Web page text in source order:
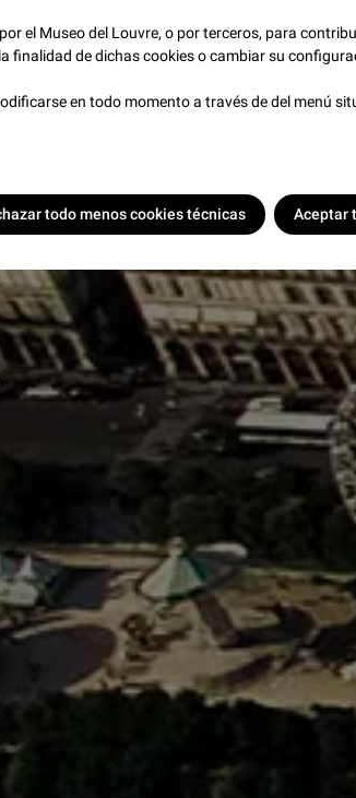
el Museo del Louvre, o por terceros, para
finalidad de dichas cookies o cambiar su
en todo momento a través de del menú
todo menos cookies técnicas Aceptar